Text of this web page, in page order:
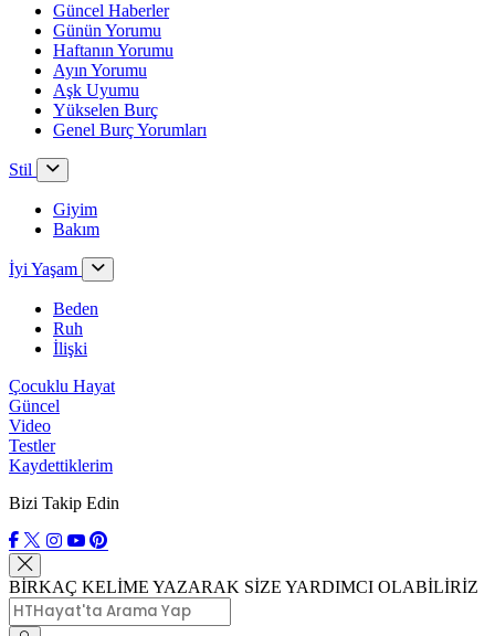
Güncel Haberler
Günün Yorumu
Haftanın Yorumu
Ayın Yorumu
Aşk Uyumu
Yükselen Burç
Genel Burç Yorumları
Stil
Giyim
Bakım
İyi Yaşam
Beden
Ruh
İlişki
Çocuklu Hayat
Güncel
Video
Testler
Kaydettiklerim
Bizi Takip Edin
BİRKAÇ KELİME YAZARAK SİZE YARDIMCI OLABİLİRİZ